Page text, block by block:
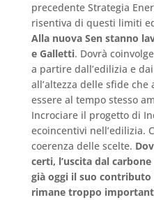
precedente Strategia
risentiva di questi limiti
Alla nuova Sen stanno
e Galletti. Dovrà
a partire dall’edilizia e
all’altezza delle sfide
essere al tempo stesso
Incrociare il progetto di
ecoincentivi nell’edilizia.
coerenza delle scelte.
certi, l’uscita dal
già oggi il suo
rimane troppo